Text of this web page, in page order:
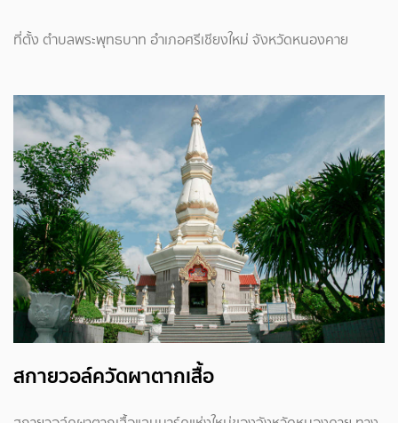
ที่ตั้ง ตำบลพระพุทธบาท อำเภอศรีเชียงใหม่ จังหวัดหนองคาย
สกายวอล์ควัดผาตากเสื้อ